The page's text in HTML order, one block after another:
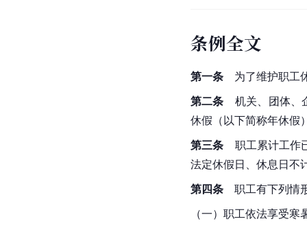
条例全文
第一条 为了维护职工
第二条 机关、团体、
休假（以下简称年休假
第三条 职工累计工作
法定休假日、休息日不
第四条 职工有下列情
（一）职工依法享受